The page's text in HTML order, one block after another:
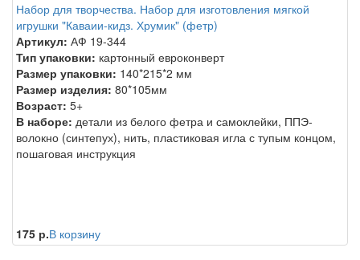
Набор для творчества. Набор для изготовления мягкой
игрушки "Каваии-кидз. Хрумик" (фетр)
Артикул: АФ 19-344
Тип упаковки: картонный евроконверт
Размер упаковки: 140*215*2 мм
Размер изделия: 80*105мм
Возраст: 5+
В наборе: детали из белого фетра и самоклейки, ППЭ-
волокно (синтепух), нить, пластиковая игла с тупым концом,
пошаговая инструкция
175 р.В корзину